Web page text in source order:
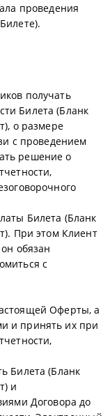
проведения
получать
Билета (Бланк
о размере
с проведением
решение о
Билета (Бланк
При этом Клиент
обязан
с
Оферты, а
и принять их при
Билета (Бланк
и
Договора до